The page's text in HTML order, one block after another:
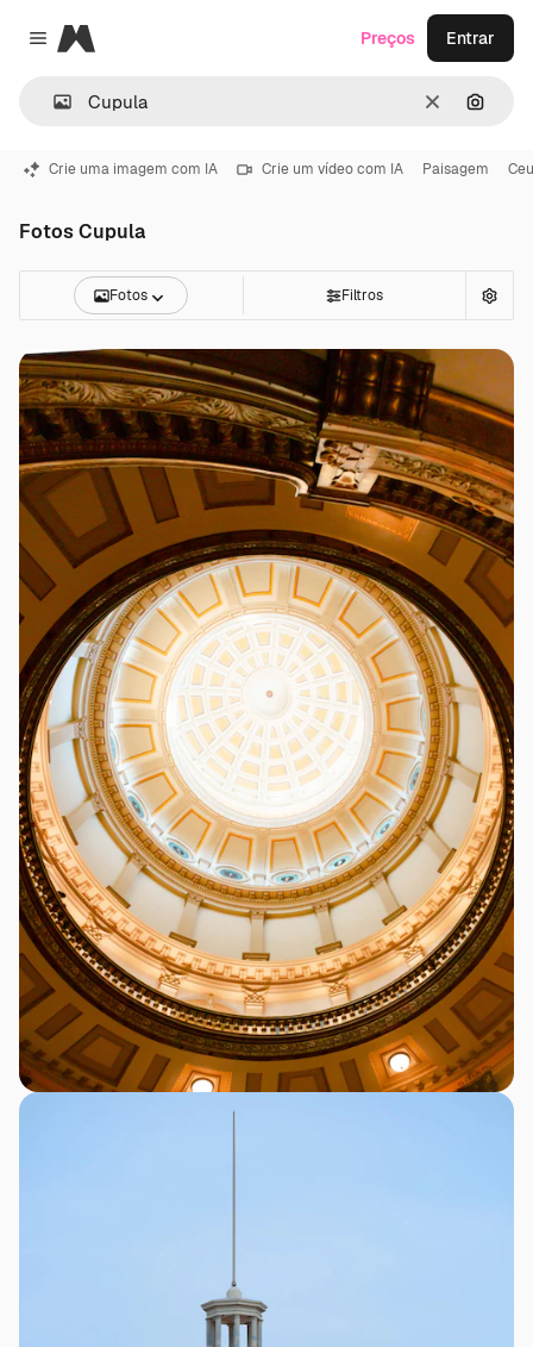
Close menu
Magnific
Limpar
Preços Entrar
Crie uma imagem com IA Crie um vídeo com IA Paisagem
Fotos Cupula
Fotos Filtros